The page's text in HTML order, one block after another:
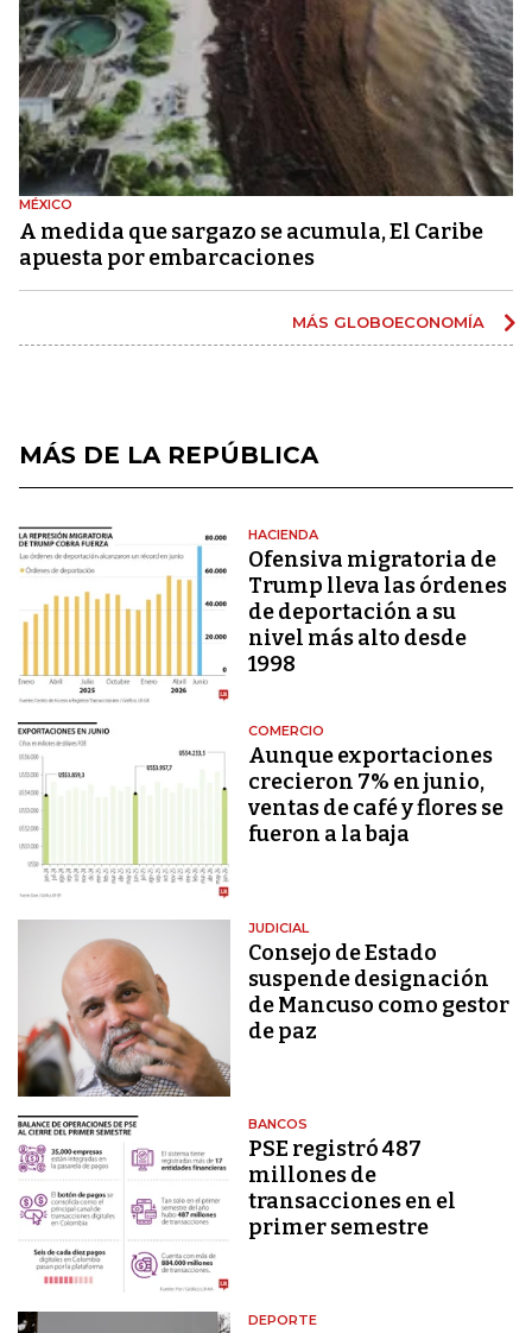
MÉXICO
A medida que sargazo se acumula, El Caribe
apuesta por embarcaciones
MÁS GLOBOECONOMÍA
MÁS DE LA REPÚBLICA
HACIENDA
Ofensiva migratoria de
Trump lleva las órdenes
de deportación a su
nivel más alto desde
1998
COMERCIO
Aunque exportaciones
crecieron 7% en junio,
ventas de café y flores se
fueron a la baja
JUDICIAL
Consejo de Estado
suspende designación
de Mancuso como gestor
de paz
BANCOS
PSE registró 487
millones de
transacciones en el
primer semestre
DEPORTE